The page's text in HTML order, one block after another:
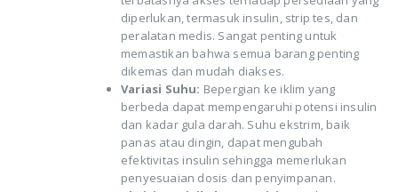
diperlukan, termasuk insulin, strip tes, dan
peralatan medis. Sangat penting untuk
memastikan bahwa semua barang penting
dikemas dan mudah diakses.
Variasi Suhu: Bepergian ke iklim yang
berbeda dapat mempengaruhi potensi insulin
dan kadar gula darah. Suhu ekstrim, baik
panas atau dingin, dapat mengubah
efektivitas insulin sehingga memerlukan
penyesuaian dosis dan penyimpanan.